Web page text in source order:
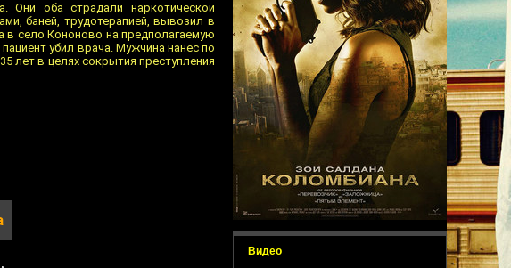
Видео
Они оба страдали наркотической
баней, трудотерапией, вывозил в
в село Кононово на предполагаемую
убил врача. Мужчина нанес по
лет в целях сокрытия преступления